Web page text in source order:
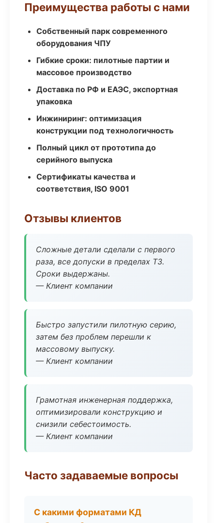
Преимущества работы с нами
Собственный парк современного
оборудования ЧПУ
Гибкие сроки: пилотные партии и
массовое производство
Доставка по РФ и ЕАЭС, экспортная
упаковка
Инжиниринг: оптимизация
конструкции под технологичность
Полный цикл от прототипа до
серийного выпуска
Сертификаты качества и
соответствия, ISO 9001
Отзывы клиентов
Сложные детали сделали с первого
раза, все допуски в пределах ТЗ.
Сроки выдержаны.
— Клиент компании
Быстро запустили пилотную серию,
затем без проблем перешли к
массовому выпуску.
— Клиент компании
Грамотная инженерная поддержка,
оптимизировали конструкцию и
снизили себестоимость.
— Клиент компании
Часто задаваемые вопросы
С какими форматами КД